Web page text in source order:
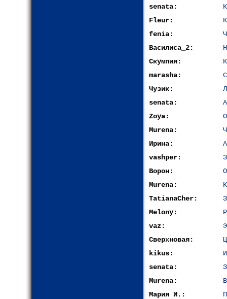
senata:
Fleur:
fenia:
Василиса_2:
Скумпия:
marasha:
Чузик:
senata:
Zoya:
Murena:
Ирина:
vashper:
Ворон:
Murena:
TatianaCher:
Melony:
vaz:
Сверхновая:
kikus:
senata:
Murena:
Мария И.: